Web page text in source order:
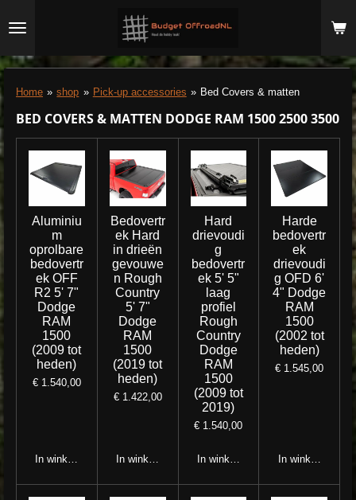
direct
de
Home » shop » Pick-up accessories » Bed Covers & matten
BED COVERS & MATTEN DODGE RAM 1500 2500 3500
Aluminiu
m
oprolbare
bedovertr
ek OFF
R2 5' 7"
Dodge
RAM
1500
(2009 tot
heden)
€ 1.540,00
In winkelwagen
Bedovertr
ek Hard
in drieën
gevouwe
n Rough
Country
5' 7"
Dodge
RAM
1500
(2019 tot
heden)
€ 1.422,00
In winkelwagen
Hard
drievoudi
g
bedovertr
ek 5' 5"
laag
profiel
Rough
Country
Dodge
RAM
1500
(2009 tot
2019)
€ 1.540,00
In winkelwagen
Harde
bedovertr
ek
drievoudi
g OFD 6'
4" Dodge
RAM
1500
(2002 tot
heden)
€ 1.545,00
In winkelwagen